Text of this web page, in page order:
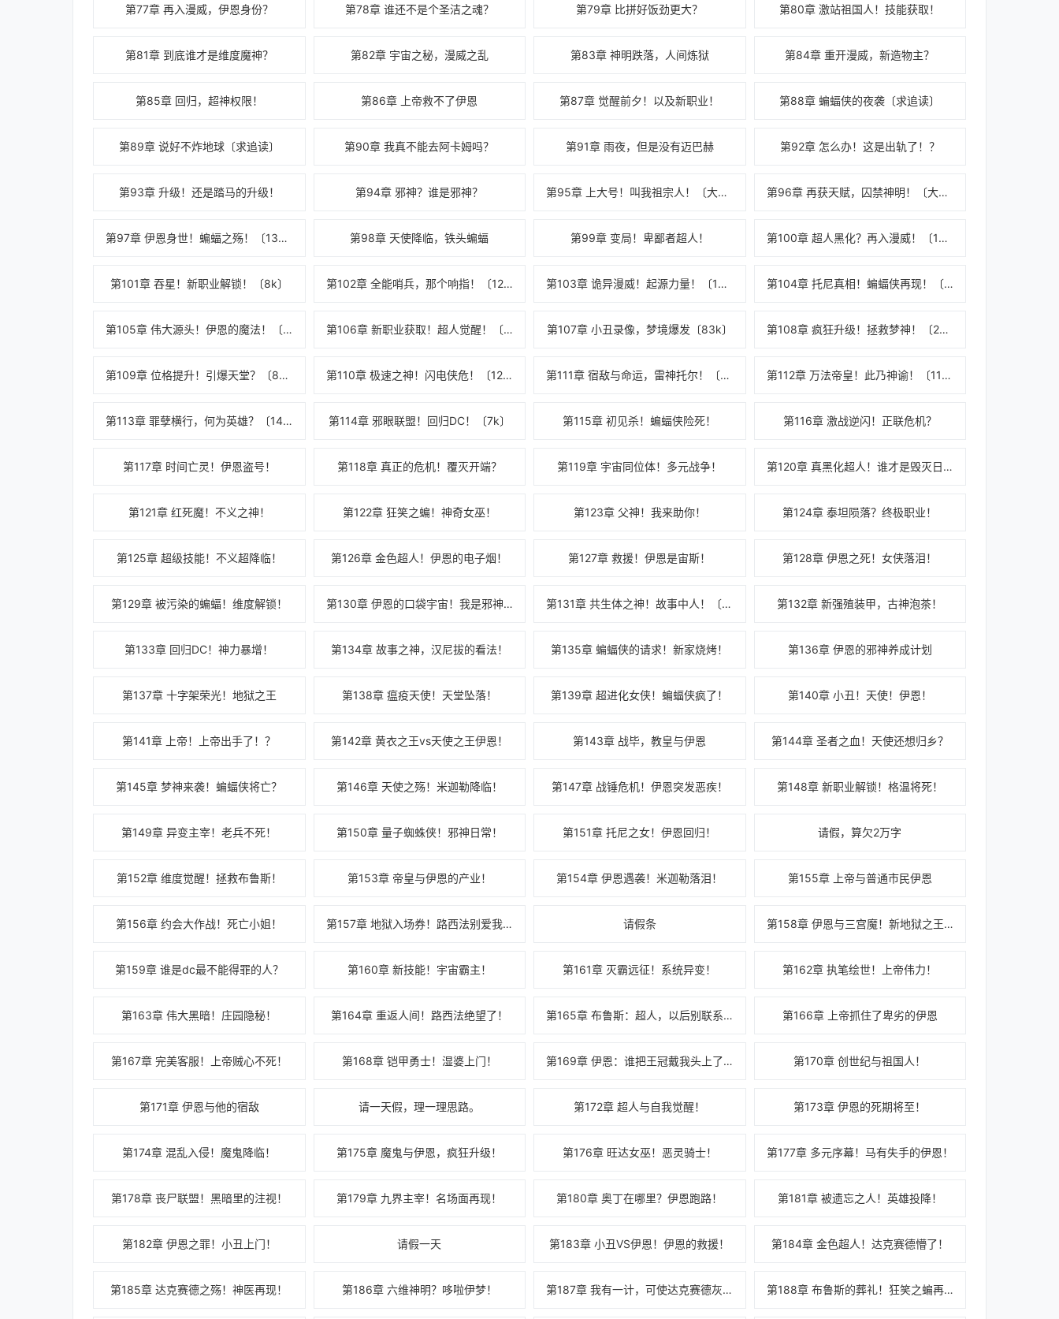
第77章 再入漫威，伊恩身份？ 第78章 谁还不是个圣洁之魂？ 第79章 比拼好饭劲更大？ 第80章 激站祖国人！技能获取！
第81章 到底谁才是维度魔神？ 第82章 宇宙之秘，漫威之乱 第83章 神明跌落，人间炼狱 第84章 重开漫威，新造物主？
第85章 回归，超神权限！ 第86章 上帝救不了伊恩 第87章 觉醒前夕！以及新职业！ 第88章 蝙蝠侠的夜袭〔求追读〕
第89章 说好不炸地球〔求追读〕 第90章 我真不能去阿卡姆吗？ 第91章 雨夜，但是没有迈巴赫 第92章 怎么办！这是出轨了！？
第93章 升级！还是踏马的升级！ 第94章 邪神？谁是邪神？ 第95章 上大号！叫我祖宗人！〔大章〕 第96章 再获天赋，囚禁神明！〔大章〕
第97章 伊恩身世！蝙蝠之殇！〔13k〕 第98章 天使降临，铁头蝙蝠 第99章 变局！卑鄙者超人！ 第100章 超人黑化？再入漫威！〔10k〕
第101章 吞星！新职业解锁！〔8k〕 第102章 全能哨兵，那个响指！〔12k〕 第103章 诡异漫威！起源力量！〔105k〕 第104章 托尼真相！蝙蝠侠再现！〔10k〕
第105章 伟大源头！伊恩的魔法！〔11k〕 第106章 新职业获取！超人觉醒！〔112k〕 第107章 小丑录像，梦境爆发〔83k〕 第108章 疯狂升级！拯救梦神！〔20k〕
第109章 位格提升！引爆天堂？〔8k〕 第110章 极速之神！闪电侠危！〔122k〕 第111章 宿敌与命运，雷神托尔！〔17k〕 第112章 万法帝皇！此乃神谕！〔116k〕
第113章 罪孽横行，何为英雄？〔14k〕 第114章 邪眼联盟！回归DC！〔7k〕 第115章 初见杀！蝙蝠侠险死！ 第116章 激战逆闪！正联危机？
第117章 时间亡灵！伊恩盗号！ 第118章 真正的危机！覆灭开端？ 第119章 宇宙同位体！多元战争！ 第120章 真黑化超人！谁才是毁灭日？
第121章 红死魔！不义之神！ 第122章 狂笑之蝙！神奇女巫！ 第123章 父神！我来助你！ 第124章 泰坦陨落？终极职业！
第125章 超级技能！不义超降临！ 第126章 金色超人！伊恩的电子烟！ 第127章 救援！伊恩是宙斯！ 第128章 伊恩之死！女侠落泪！
第129章 被污染的蝙蝠！维度解锁！ 第130章 伊恩的口袋宇宙！我是邪神！〔已修 第131章 共生体之神！故事中人！〔求订阅〕 第132章 新强殖装甲，古神泡茶！
第133章 回归DC！神力暴增！ 第134章 故事之神，汉尼拔的看法！ 第135章 蝙蝠侠的请求！新家烧烤！ 第136章 伊恩的邪神养成计划
第137章 十字架荣光！地狱之王 第138章 瘟疫天使！天堂坠落！ 第139章 超进化女侠！蝙蝠侠疯了！ 第140章 小丑！天使！伊恩！
第141章 上帝！上帝出手了！？ 第142章 黄衣之王vs天使之王伊恩！ 第143章 战毕，教皇与伊恩 第144章 圣者之血！天使还想归乡？
第145章 梦神来袭！蝙蝠侠将亡？ 第146章 天使之殇！米迦勒降临！ 第147章 战锤危机！伊恩突发恶疾！ 第148章 新职业解锁！格温将死！
第149章 异变主宰！老兵不死！ 第150章 量子蜘蛛侠！邪神日常！ 第151章 托尼之女！伊恩回归！ 请假，算欠2万字
第152章 维度觉醒！拯救布鲁斯！ 第153章 帝皇与伊恩的产业！ 第154章 伊恩遇袭！米迦勒落泪！ 第155章 上帝与普通市民伊恩
第156章 约会大作战！死亡小姐！ 第157章 地狱入场券！路西法别爱我！ 请假条 第158章 伊恩与三宫魔！新地狱之王！
第159章 谁是dc最不能得罪的人？ 第160章 新技能！宇宙霸主！ 第161章 灭霸远征！系统异变！ 第162章 执笔绘世！上帝伟力！
第163章 伟大黑暗！庄园隐秘！ 第164章 重返人间！路西法绝望了！ 第165章 布鲁斯：超人，以后别联系我了！ 第166章 上帝抓住了卑劣的伊恩
第167章 完美客服！上帝贼心不死！ 第168章 铠甲勇士！湿婆上门！ 第169章 伊恩：谁把王冠戴我头上了？ 第170章 创世纪与祖国人！
第171章 伊恩与他的宿敌 请一天假，理一理思路。 第172章 超人与自我觉醒！ 第173章 伊恩的死期将至！
第174章 混乱入侵！魔鬼降临！ 第175章 魔鬼与伊恩，疯狂升级！ 第176章 旺达女巫！恶灵骑士！ 第177章 多元序幕！马有失手的伊恩！
第178章 丧尸联盟！黑暗里的注视！ 第179章 九界主宰！名场面再现！ 第180章 奥丁在哪里？伊恩跑路！ 第181章 被遗忘之人！英雄投降！
第182章 伊恩之罪！小丑上门！ 请假一天 第183章 小丑VS伊恩！伊恩的救援！ 第184章 金色超人！达克赛德懵了！
第185章 达克赛德之殇！神医再现！ 第186章 六维神明？哆啦伊梦！ 第187章 我有一计，可使达克赛德灰飞烟灭 第188章 布鲁斯的葬礼！狂笑之蝙再现！